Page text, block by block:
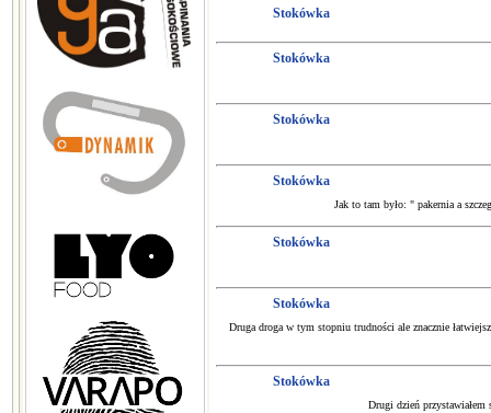
Stokówka
Stokówka
Stokówka
Stokówka
Jak to tam było: " pakernia a
Stokówka
Stokówka
Druga droga w tym stopniu trudności ale znacznie
Stokówka
Drugi dzień